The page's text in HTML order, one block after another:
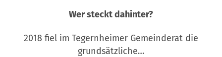
Wer steckt dahinter?
2018 fiel im Tegernheimer Gemeinderat die
grundsätzliche…